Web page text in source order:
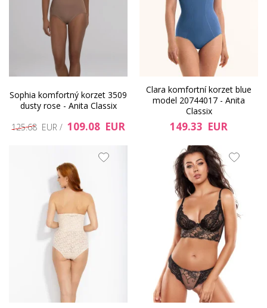
Sophia komfortný korzet 3509
dusty rose - Anita Classix
125.68 EUR / 109.08 EUR
Clara komfortní korzet blue
model 20744017 - Anita
Classix
149.33 EUR